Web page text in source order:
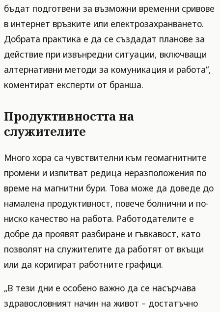
бъдат подготвени за възможни временни сривове
в интернет връзките или електрозахранването.
Добрата практика е да се създадат планове за
действие при извънредни ситуации, включващи
алтернативни методи за комуникация и работа“,
коментират експерти от бранша.
Продуктивността на
служителите
Много хора са чувствителни към геомагнитните
промени и изпитват редица неразположения по
време на магнитни бури. Това може да доведе до
намалена продуктивност, повече болнични и по-
ниско качество на работа. Работодателите е
добре да проявят разбиране и гъвкавост, като
позволят на служителите да работят от вкъщи
или да коригират работните графици.
„В тези дни е особено важно да се насърчава
здравословният начин на живот – достатъчно